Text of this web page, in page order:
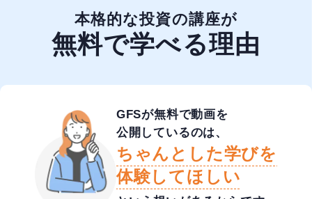
本格的な投資の講座が
無料で学べる理由
GFSが無料で動画を
公開しているのは、
ちゃんとした学びを
体験してほしい